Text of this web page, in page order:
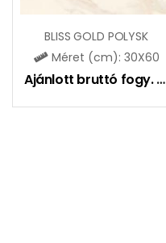
BLISS GOLD POLYSK
Méret (cm): 30X60
Ajánlott bruttó fogy. ár: